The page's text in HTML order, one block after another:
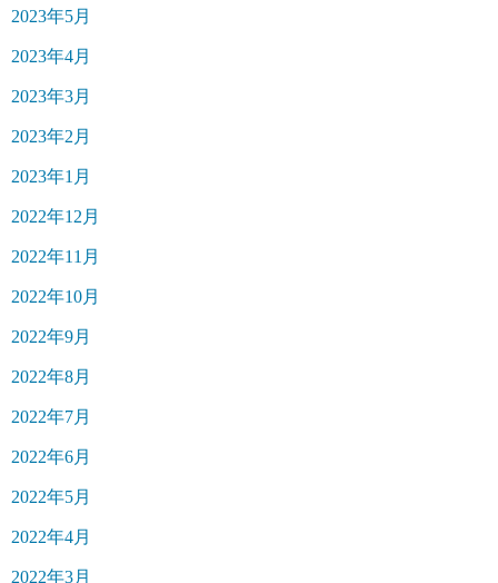
2023年5月
2023年4月
2023年3月
2023年2月
2023年1月
2022年12月
2022年11月
2022年10月
2022年9月
2022年8月
2022年7月
2022年6月
2022年5月
2022年4月
2022年3月